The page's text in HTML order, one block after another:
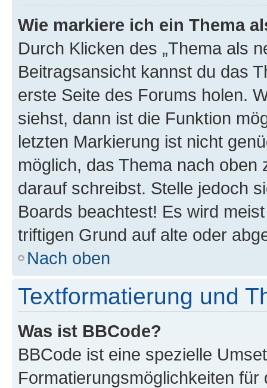
Wie markiere ich ein Thema
Durch Klicken des „Thema als
Beitragsansicht kannst du das
erste Seite des Forums holen.
siehst, dann ist die Funktion
letzten Markierung ist nicht
möglich, das Thema nach oben
darauf schreibst. Stelle jedoch
Boards beachtest! Es wird
triftigen Grund auf alte oder
Nach oben
Textformatierung und
Was ist BBCode?
BBCode ist eine spezielle
Formatierungsmöglichkeiten